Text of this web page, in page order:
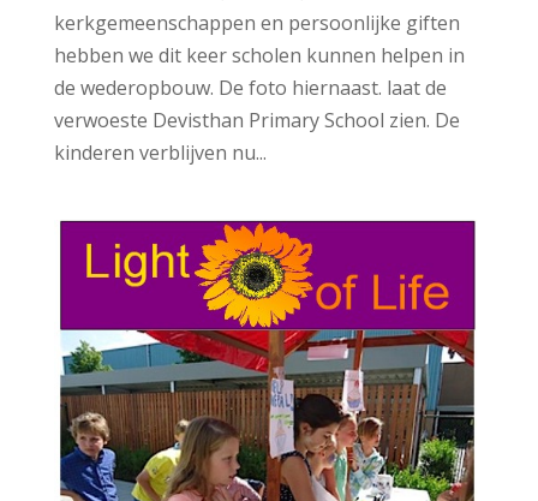
kerkgemeenschappen en persoonlijke giften
hebben we dit keer scholen kunnen helpen in
de wederopbouw. De foto hiernaast. laat de
verwoeste Devisthan Primary School zien. De
kinderen verblijven nu...